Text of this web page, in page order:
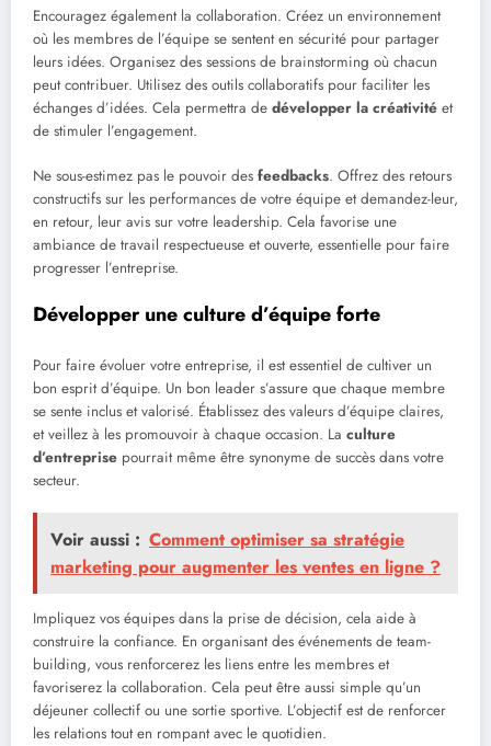
Encouragez également la collaboration. Créez un environnement
où les membres de l’équipe se sentent en sécurité pour partager
leurs idées. Organisez des sessions de brainstorming où chacun
peut contribuer. Utilisez des outils collaboratifs pour faciliter les
échanges d’idées. Cela permettra de développer la créativité et
de stimuler l’engagement.
Ne sous-estimez pas le pouvoir des feedbacks. Offrez des retours
constructifs sur les performances de votre équipe et demandez-leur,
en retour, leur avis sur votre leadership. Cela favorise une
ambiance de travail respectueuse et ouverte, essentielle pour faire
progresser l’entreprise.
Développer une culture d’équipe forte
Pour faire évoluer votre entreprise, il est essentiel de cultiver un
bon esprit d’équipe. Un bon leader s’assure que chaque membre
se sente inclus et valorisé. Établissez des valeurs d’équipe claires,
et veillez à les promouvoir à chaque occasion. La culture
d’entreprise pourrait même être synonyme de succès dans votre
secteur.
Voir aussi : Comment optimiser sa stratégie
marketing pour augmenter les ventes en ligne ?
Impliquez vos équipes dans la prise de décision, cela aide à
construire la confiance. En organisant des événements de team-
building, vous renforcerez les liens entre les membres et
favoriserez la collaboration. Cela peut être aussi simple qu’un
déjeuner collectif ou une sortie sportive. L’objectif est de renforcer
les relations tout en rompant avec le quotidien.